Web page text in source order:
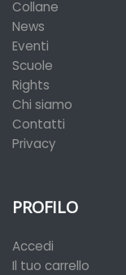
Collane
News
Eventi
Scuole
Rights
Chi siamo
Contatti
Privacy
PROFILO
Accedi
Il tuo carrello